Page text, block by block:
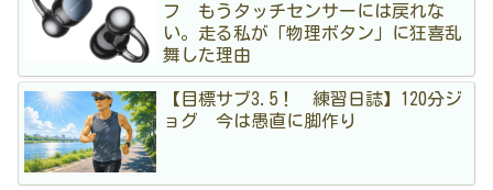
フ もうタッチセンサーには戻れな
い。走る私が「物理ボタン」に狂喜乱
舞した理由
【目標サブ3.5！ 練習日誌】120分ジ
ョグ 今は愚直に脚作り